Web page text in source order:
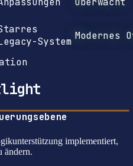
System Modernes
implementiert,
ändern.